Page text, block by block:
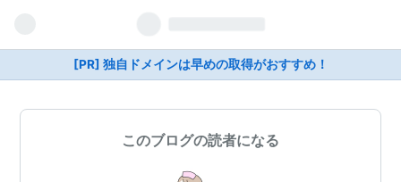
[PR] 独自ドメインは早めの取得がおすすめ！
このブログの読者になる